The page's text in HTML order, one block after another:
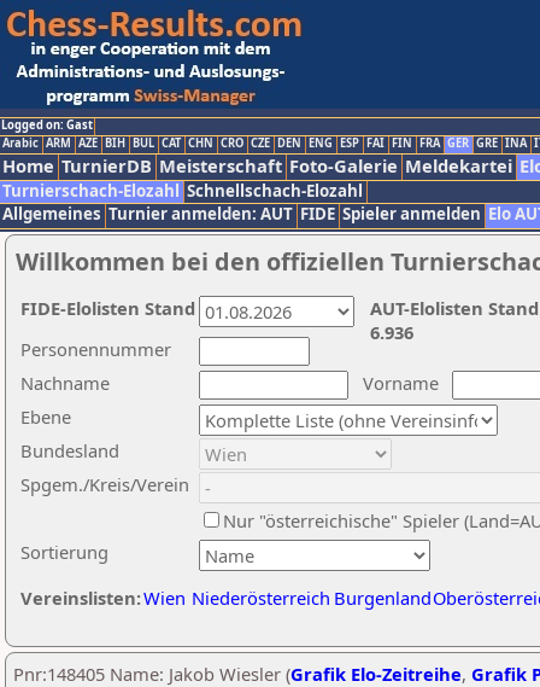
Logged on: Gast
Arabic ARM AZE BIH BUL CAT CHN CRO CZE DEN ENG ESP FAI FIN FRA GER GRE INA
Home TurnierDB Meisterschaft Foto-Galerie Meldekartei
Turnierschach-Elozahl Schnellschach-Elozahl
Allgemeines Turnier anmelden: AUT FIDE Spieler anmelden Elo
Willkommen bei den offiziellen
Nachname
Vorname
Ebene
Sortierung
Personennummer
Bundesland
Spgem./Kreis/Verein
Nur "österreichische" Spieler
Vereinslisten:Wien Niederösterreich Burgenland
AUT-Elolisten
6.936
FIDE-Elolisten Stand
Pnr:148405 Name: Jakob Wiesler (Grafik Elo-Zeitreihe, Grafik